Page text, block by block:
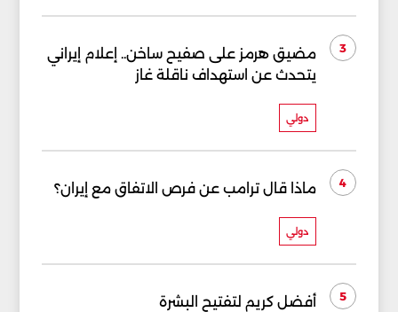
3
مضيق هرمز على صفيح ساخن.. إعلام إيراني
يتحدث عن استهداف ناقلة غاز
دولي
4 ماذا قال ترامب عن فرص الاتفاق مع إيران؟
دولي
5 أفضل كريم لتفتيح البشرة